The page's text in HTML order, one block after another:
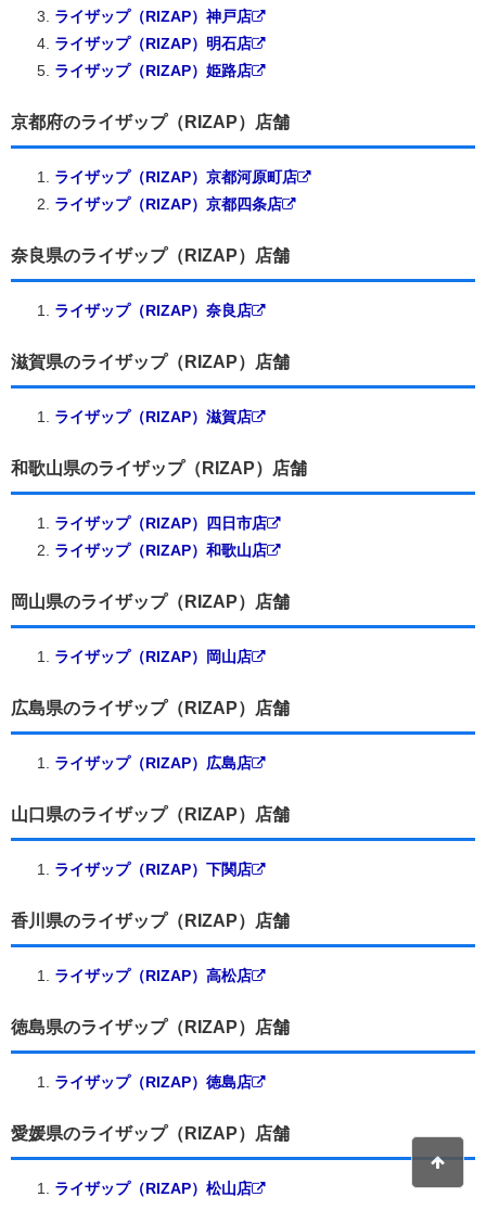
ライザップ（RIZAP）神戸店
ライザップ（RIZAP）明石店
ライザップ（RIZAP）姫路店
京都府のライザップ（RIZAP）店舗
ライザップ（RIZAP）京都河原町店
ライザップ（RIZAP）京都四条店
奈良県のライザップ（RIZAP）店舗
ライザップ（RIZAP）奈良店
滋賀県のライザップ（RIZAP）店舗
ライザップ（RIZAP）滋賀店
和歌山県のライザップ（RIZAP）店舗
ライザップ（RIZAP）四日市店
ライザップ（RIZAP）和歌山店
岡山県のライザップ（RIZAP）店舗
ライザップ（RIZAP）岡山店
広島県のライザップ（RIZAP）店舗
ライザップ（RIZAP）広島店
山口県のライザップ（RIZAP）店舗
ライザップ（RIZAP）下関店
香川県のライザップ（RIZAP）店舗
ライザップ（RIZAP）高松店
徳島県のライザップ（RIZAP）店舗
ライザップ（RIZAP）徳島店
愛媛県のライザップ（RIZAP）店舗
ライザップ（RIZAP）松山店